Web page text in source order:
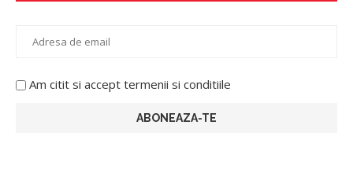
Am citit si accept termenii si conditiile